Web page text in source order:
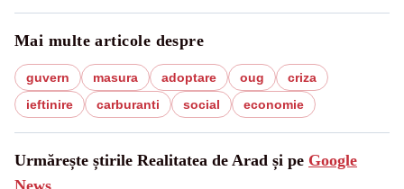
Mai multe articole despre
guvern masura adoptare oug
criza
ieftinire
carburanti social economie
Urmărește știrile Realitatea de Arad și pe Google
News